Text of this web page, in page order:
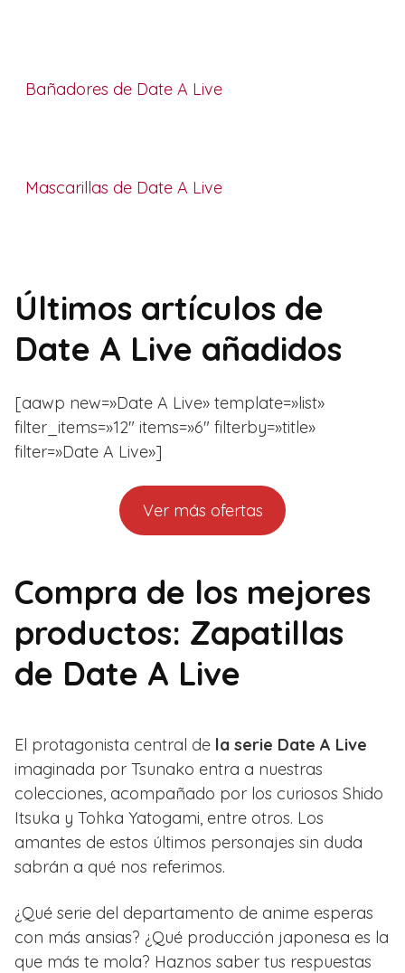
Bañadores de Date A Live
Mascarillas de Date A Live
Últimos artículos de
Date A Live añadidos
[aawp new=»Date A Live» template=»list»
filter_items=»12″ items=»6″ filterby=»title»
filter=»Date A Live»]
Ver más ofertas
Compra de los mejores
productos: Zapatillas
de Date A Live
El protagonista central de la serie Date A Live
imaginada por Tsunako entra a nuestras
colecciones, acompañado por los curiosos Shido
Itsuka y Tohka Yatogami, entre otros. Los
amantes de estos últimos personajes sin duda
sabrán a qué nos referimos.
¿Qué serie del departamento de anime esperas
con más ansias? ¿Qué producción japonesa es la
que más te mola? Haznos saber tus respuestas